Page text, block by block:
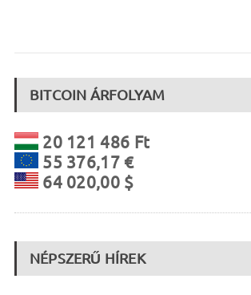
BITCOIN ÁRFOLYAM
20 121 486 Ft
55 376,17 €
64 020,00 $
NÉPSZERŰ HÍREK